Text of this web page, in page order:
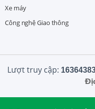
Xe máy
Công nghệ Giao thông
Lượt truy cập: